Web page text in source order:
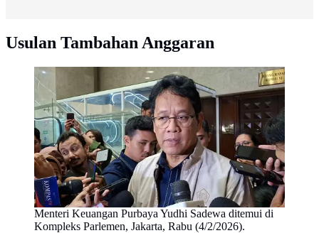
Usulan Tambahan Anggaran
Menteri Keuangan Purbaya Yudhi Sadewa ditemui di
Kompleks Parlemen, Jakarta, Rabu (4/2/2026).